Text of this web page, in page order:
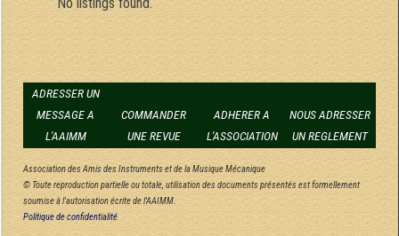
ADRESSER UN
MESSAGE A
L'AAIMM
COMMANDER
UNE REVUE
ADHERER A
L'ASSOCIATION
NOUS ADRESSER
UN REGLEMENT
Association des Amis des Instruments et de la Musique Mécanique
© Toute reproduction partielle ou totale, utilisation des documents présentés est formellement
soumise à l'autorisation écrite de l'AAIMM.
Politique de confidentialité